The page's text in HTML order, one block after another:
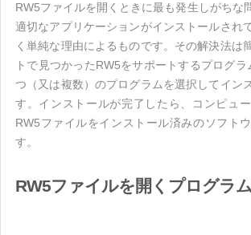
RW5ファイルを開くときに最も発生しがちな
適切なアプリケーションがインストールされ
く単純な理由によるものです。その解決法は
トで見つかったRW5をサポートするプログラ
つ（又は複数）のプログラムを選択してイン
す。インストールが完了したら、コンピュ
RW5ファイルをインストール済みのソフト
す。
RW5ファイルを開くプログラム